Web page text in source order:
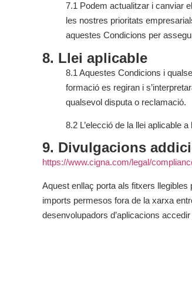
7.1 Podem actualitzar i canviar
les nostres prioritats
aquestes Condicions per
8. Llei aplicable
8.1 Aquestes Condicions i
formació es regiran i
qualsevol disputa o reclamació.
8.2 L’elecció de la llei aplicable
9. Divulgacions
https://www.cigna.com/legal/
Aquest enllaç porta als fitxers
imports permesos fora de la xarxa
desenvolupadors d’aplicacions